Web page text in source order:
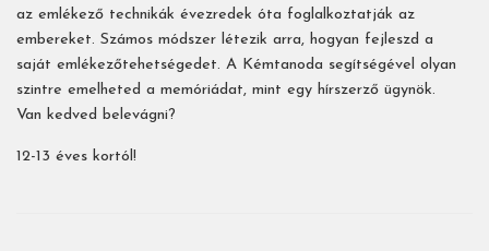
az emlékező technikák évezredek óta foglalkoztatják az
embereket. Számos módszer létezik arra, hogyan fejleszd a
saját emlékezőtehetségedet. A Kémtanoda segítségével olyan
szintre emelheted a memóriádat, mint egy hírszerző ügynök.
Van kedved belevágni?
12-13 éves kortól!